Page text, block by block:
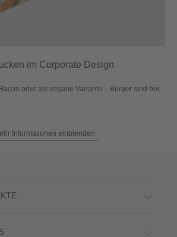
im Corporate Design
oder als vegane Variante – Burger sind bei
Informationen einblenden